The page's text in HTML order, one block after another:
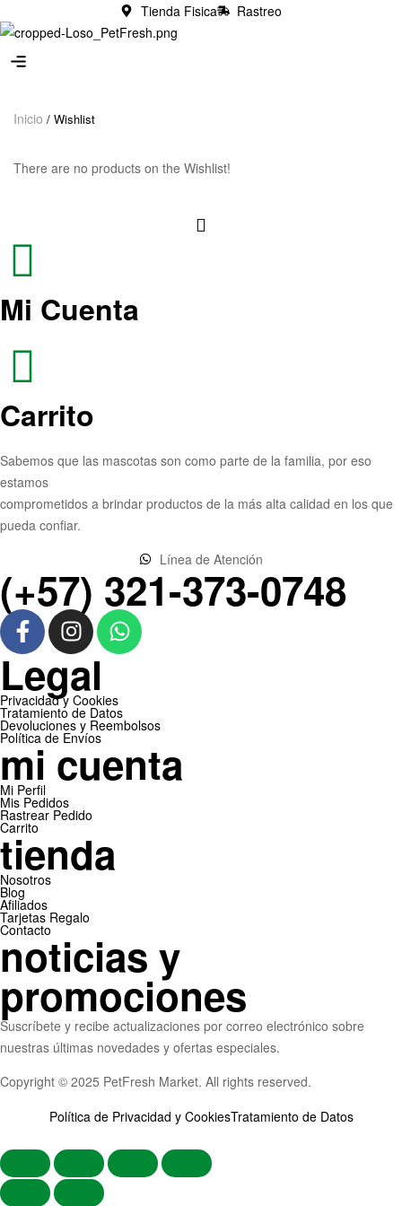
Tienda Fisica Rastreo
Inicio / Wishlist
There are no products on the Wishlist!
Mi Cuenta
Carrito
Sabemos que las mascotas son como parte de la familia, por eso
estamos
comprometidos a brindar productos de la más alta calidad en los que
pueda confiar.
Línea de Atención
(+57) 321-373-0748
Legal
Privacidad y Cookies
Tratamiento de Datos
Devoluciones y Reembolsos
Política de Envíos
mi cuenta
Mi Perfil
Mis Pedidos
Rastrear Pedido
Carrito
tienda
Nosotros
Blog
Afiliados
Tarjetas Regalo
Contacto
noticias y
promociones
Suscríbete y recibe actualizaciones por correo electrónico sobre
nuestras últimas novedades y ofertas especiales.
Copyright © 2025 PetFresh Market. All rights reserved.
Política de Privacidad y CookiesTratamiento de Datos
i
o
o
u
n